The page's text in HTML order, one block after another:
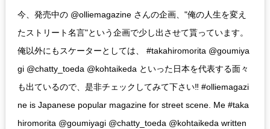
今、発売中の @olliemagazine さんの企画、"俺の人生を変え
たストリート名言"という企画で少し出させて貰っています。
俺以外にもスケーターとしては、 #takahiromorita @goumiya
gi @chatty_toeda @kohtaikeda といった日本を代表する面々
も出ているので、是非チェックしてみて下さい‼︎ #olliemagazi
ne is Japanese popular magazine for street scene. Me #taka
hiromorita @goumiyagi @chatty_toeda @kohtaikeda written